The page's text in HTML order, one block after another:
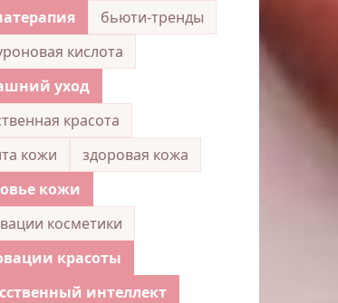
бьюти-тренды
кислота
уход
красота
кожи
здоровая кожа
кожи
косметики
красоты
интеллект